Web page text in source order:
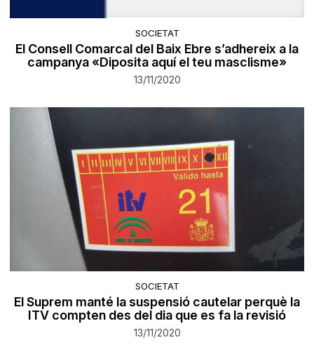
SOCIETAT
El Consell Comarcal del Baix Ebre s’adhereix a la
campanya «Diposita aquí el teu masclisme»
13/11/2020
SOCIETAT
El Suprem manté la suspensió cautelar perquè la
ITV compten des del dia que es fa la revisió
13/11/2020